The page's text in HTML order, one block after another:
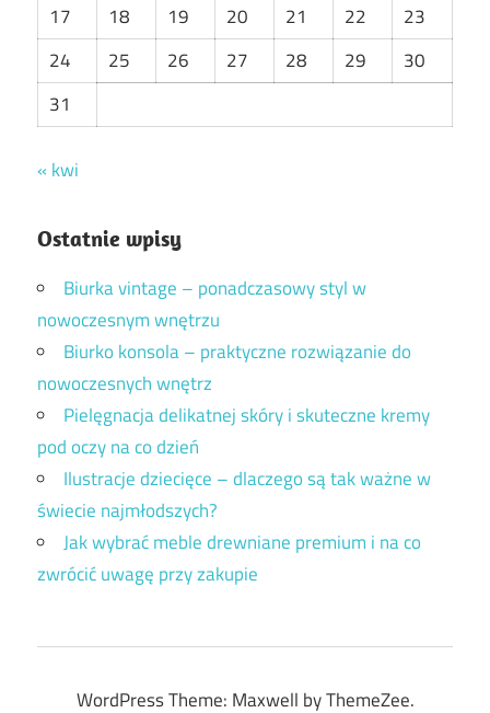
17
18 19 20 21 22
23
24
25 26 27 28 29
30
31
« kwi
Ostatnie wpisy
Biurka vintage – ponadczasowy styl w
nowoczesnym wnętrzu
Biurko konsola – praktyczne rozwiązanie do
nowoczesnych wnętrz
Pielęgnacja delikatnej skóry i skuteczne kremy
pod oczy na co dzień
Ilustracje dziecięce – dlaczego są tak ważne w
świecie najmłodszych?
Jak wybrać meble drewniane premium i na co
zwrócić uwagę przy zakupie
WordPress Theme: Maxwell by ThemeZee.